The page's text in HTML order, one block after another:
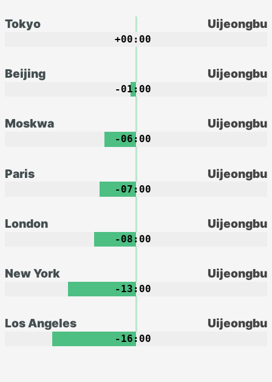
Uijeongbu
Tokyo
+00:00
Uijeongbu
Beijing
-01:00
Uijeongbu
Moskwa
-06:00
Uijeongbu
Paris
-07:00
Uijeongbu
London
-08:00
Uijeongbu
New York
-13:00
Uijeongbu
Los Angeles
-16:00